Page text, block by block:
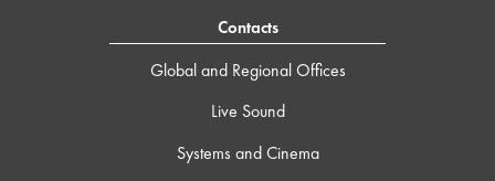
Contacts
Global and Regional Offices
Live Sound
Systems and Cinema